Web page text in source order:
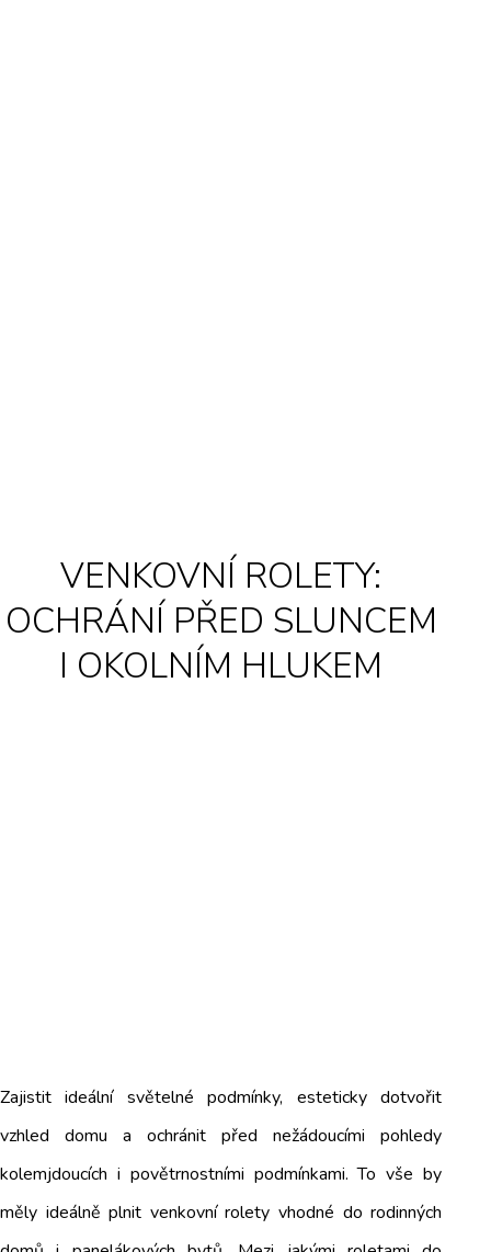
VENKOVNÍ ROLETY:
OCHRÁNÍ PŘED SLUNCEM
I OKOLNÍM HLUKEM
Zajistit ideální světelné podmínky, esteticky dotvořit
vzhled domu a ochránit před nežádoucími pohledy
kolemjdoucích i povětrnostními podmínkami. To vše by
měly ideálně plnit venkovní rolety vhodné do rodinných